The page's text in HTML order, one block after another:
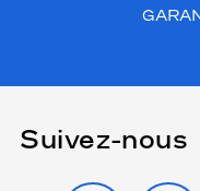
Suivez-nous